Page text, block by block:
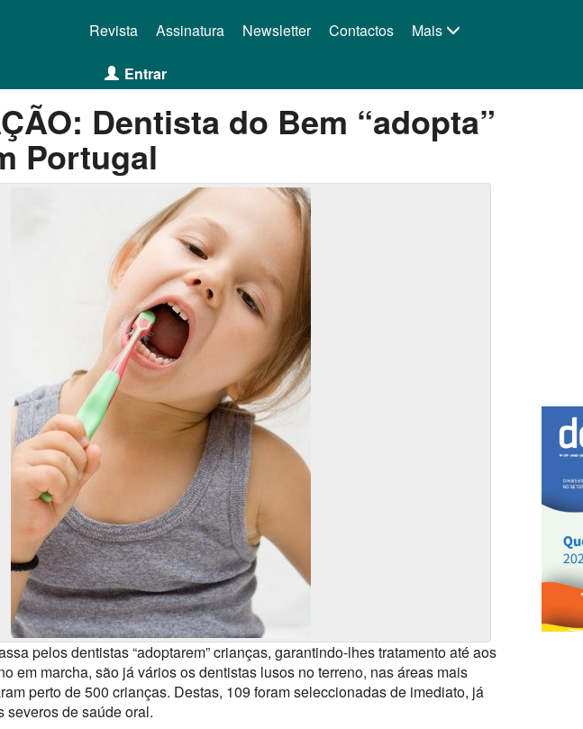
Mais
Revista Assinatura Newsletter Contactos
Entrar
Dentista do Bem “adopta”
Portugal
pelos dentistas “adoptarem” crianças, garantindo-lhes tratamento até aos
em marcha, são já vários os dentistas lusos no terreno, nas áreas mais
perto de 500 crianças. Destas, 109 foram seleccionadas de imediato, já
severos de saúde oral.